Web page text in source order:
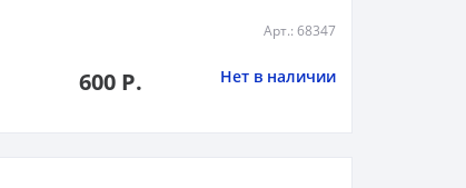
Арт.: 68347
600 Р. Нет в наличии